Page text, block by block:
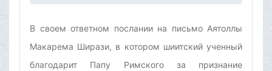
В своем ответном послании на письмо Аятоллы
Макарема Ширази, в котором шиитский ученный
благодарит Папу Римского за признание